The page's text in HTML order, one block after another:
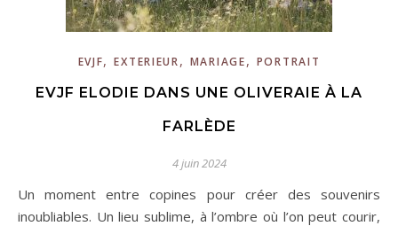
EVJF,EXTERIEUR, MARIAGE, PORTRAIT
EVJF ELODIE DANS UNE OLIVERAIE À LA
FARLÈDE
4 juin 2024
Un moment entre copines pour créer des souvenirs
inoubliables. Un lieu sublime, à l’ombre où l’on peut courir,